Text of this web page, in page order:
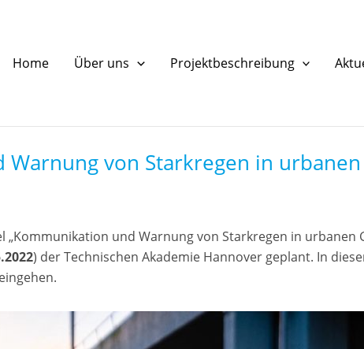
Home Über uns Projektbeschreibung
von Starkregen in urbanen
und Warnung von Starkregen in urbanen
) der Technischen Akademie Hannover geplant. In